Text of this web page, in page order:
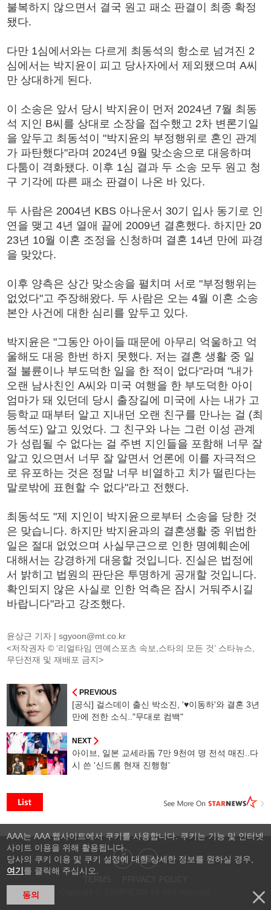
불복하지 않으면서 결국 원고 패소 판결이 최종 확정
됐다.
다만 1심에서와는 다르게 최동석의 항소로 넘겨진 2
심에서는 박지윤이 피고 당사자에서 제외됐으며 A씨
만 상대하게 된다.
이 소송은 앞서 당시 박지윤이 먼저 2024년 7월 최동
석 지인 B씨를 상대로 소장을 접수했고 2차 변론기일
을 앞두고 최동석이 "박지윤의 부정행위로 혼인 관계
가 파탄했다"라며 2024년 9월 맞소송으로 대응하며
다툼이 격화됐다. 이후 1심 결과 두 소송 모두 원고 청
구 기각에 따른 패소 판결이 나온 바 있다.
두 사람은 2004년 KBS 아나운서 30기 입사 동기로 인
연을 맺고 4년 열애 끝에 2009년 결혼했다. 하지만 20
23년 10월 이혼 조정을 신청하며 결혼 14년 만에 파경
을 맞았다.
이후 양측은 상간 맞소송을 펼치며 서로 "부정행위는
없었다"고 주장해왔다. 두 사람은 오는 4월 이혼 소송
본안 사건에 대한 심리를 앞두고 있다.
박지윤은 "그동안 아이들 때문에 아무리 억울하고 억
울해도 대응 한번 하지 못했다. 저는 결혼 생활 중 일
절 불륜이나 부도덕한 일을 한 적이 없다"라며 "내가
오랜 남사친인 A씨와 미국 여행을 한 부도덕한 아이
엄마가 돼 있던데 당시 출장길에 미국에 사는 내가 고
등학교 때부터 알고 지내던 오랜 친구를 만나는 걸 (최
동석도) 알고 있었다. 그 친구와 나는 그런 이성 관계
가 성립될 수 없다는 걸 주변 지인들을 포함해 너무 잘
알고 있으면서 너무 잘 알면서 언론에 이를 자극적으
로 유포하는 것은 정말 너무 비열하고 치가 떨린다는
말로밖에 표현할 수 없다"라고 전했다.
최동석도 "제 지인이 박지윤으로부터 소송을 당한 것
은 맞습니다. 하지만 박지윤과의 결혼생활 중 위법한
일은 절대 없었으며 사실무근으로 인한 명예훼손에
대해서는 강경하게 대응할 것입니다. 진실은 법정에
서 밝히고 법원의 판단은 투명하게 공개할 것입니다.
확인되지 않은 사실로 인한 억측은 잠시 거둬주시길
바랍니다"라고 강조했다.
윤상근 기자 |sgyoon@mt.co.kr
<저작권자 © ‘리얼타임 연예스포츠 속보,스타의 모든 것’ 스타뉴스,
무단전재 및 재배포 금지>
PREVIOUS
[공식] 걸스데이 출신 박소진, '♥이동하'와 결혼 3년
만에 전한 소식.."무대로 컴백"
NEXT
아이브, 일본 교세라돔 7만 9천여 명 전석 매진..다
시 쓴 '신드롬 현재 진행형'
AAA는 AAA 웹사이트에서 쿠키를 사용합니다. 쿠키는 기능 및 인터넷
사이트 이용을 위해 활용됩니다.
당사의 쿠키 이용 및 쿠키 설정에 대한 상세한 정보를 원하실 경우,
여기 를 클릭해 주십시오.
동의